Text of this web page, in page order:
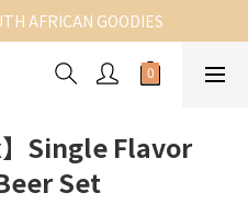
AFRICAN GOODIES
】Single Flavor
Set